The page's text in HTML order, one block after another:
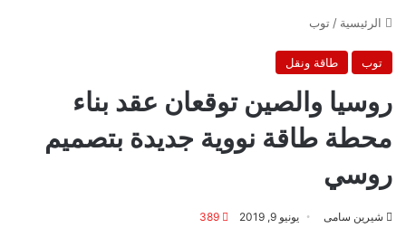
الرئيسية /توب
توب طاقة ونقل
روسيا والصين توقعان عقد بناء
محطة طاقة نووية جديدة بتصميم
روسي
شيرين سامى يونيو 9, 2019 389